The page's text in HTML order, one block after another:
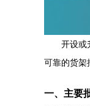
开设或
可靠的货架
一、主要